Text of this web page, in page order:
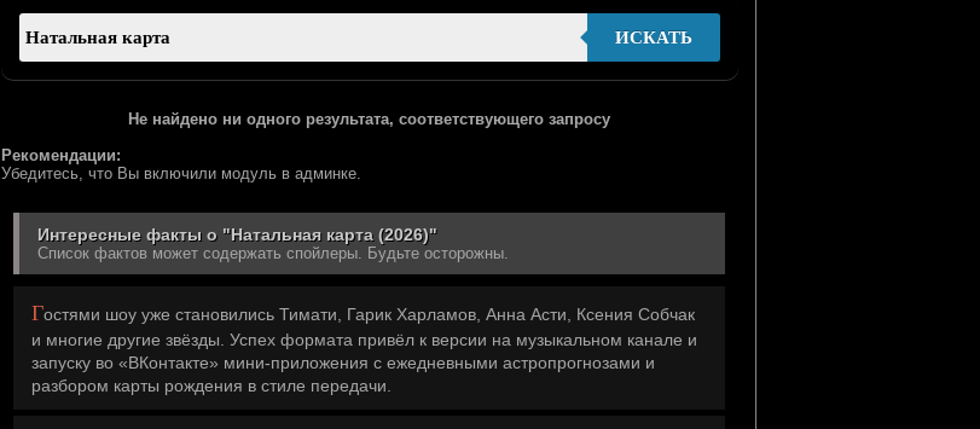
ИСКАТЬ
Не найдено ни одного результата, соответствующего запросу
Рекомендации:
Убедитесь, что Вы включили модуль в админке.
Интересные факты о "Натальная карта (2026)"
Список фактов может содержать спойлеры. Будьте осторожны.
Гостями шоу уже становились Тимати, Гарик Харламов, Анна Асти, Ксения Собчак
и многие другие звёзды. Успех формата привёл к версии на музыкальном канале и
запуску во «ВКонтакте» мини-приложения с ежедневными астропрогнозами и
разбором карты рождения в стиле передачи.